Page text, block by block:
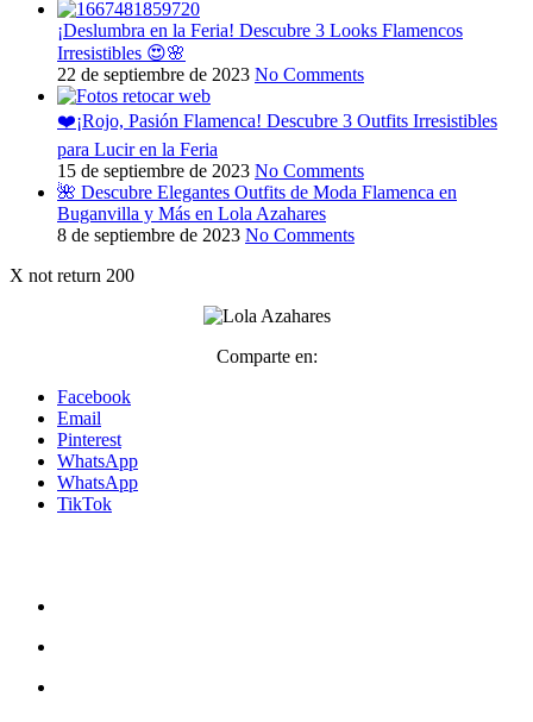
¡Deslumbra en la Feria! Descubre 3 Looks Flamencos
Irresistibles 😍🌸
22 de septiembre de 2023 No Comments
❤️¡Rojo, Pasión Flamenca! Descubre 3 Outfits Irresistibles
para Lucir en la Feria
15 de septiembre de 2023 No Comments
🌺 Descubre Elegantes Outfits de Moda Flamenca en
Buganvilla y Más en Lola Azahares
8 de septiembre de 2023 No Comments
X not return 200
Comparte en:
Facebook
Email
Pinterest
WhatsApp
WhatsApp
TikTok